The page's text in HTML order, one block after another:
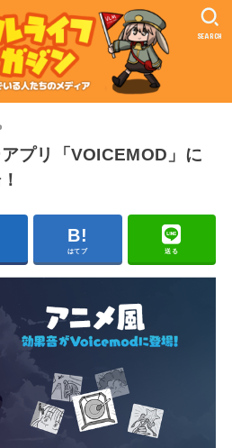
SEARCH
プリ「VOICEMOD」に
はてブ 送る